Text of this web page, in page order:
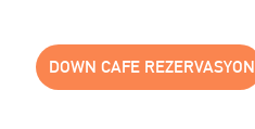
DOWN CAFE REZERVASYON